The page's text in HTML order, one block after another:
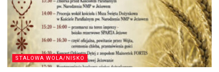
STALOWA WOLA/NISKO